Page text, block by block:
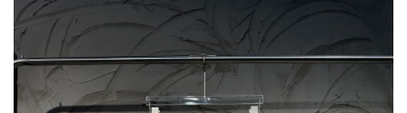
ザ
ー
ン
ーお
yoyocopys@gmail.com
当店は正真正銘のn級スーパーコピーのみ取扱い。最高品質の再現度を
📢 2026春の新作続々更新中！期間中のご注文でお得な割引をご利用いただ
新作入荷！ルイ・ヴィトンスーパーコピー バッグ最新モデルが登場。